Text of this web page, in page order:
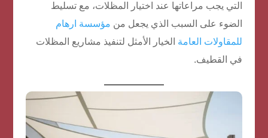
التي يجب مراعاتها عند اختيار المظلات، مع تسليط
الضوء على السبب الذي يجعل من مؤسسة ارهام
للمقاولات العامة الخيار الأمثل لتنفيذ مشاريع المظلات
في القطيف.